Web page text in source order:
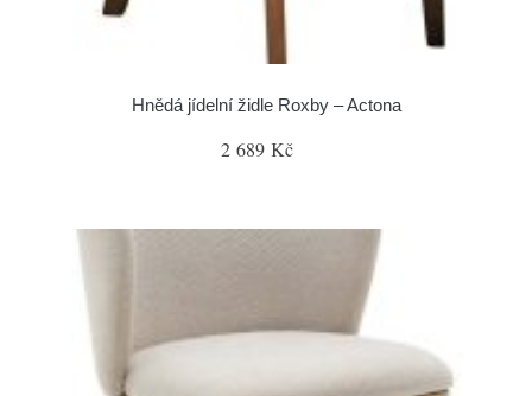
Hnědá jídelní židle Roxby – Actona
2 689 Kč